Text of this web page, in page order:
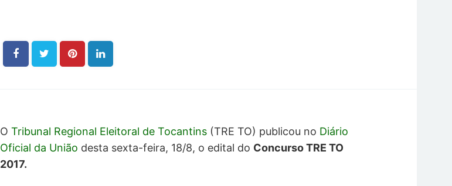
OTribunal Regional Eleitoral de Tocantins (TRE TO) publicou no Diário
Oficial da União desta sexta-feira, 18/8, o edital do Concurso TRE TO
2017.